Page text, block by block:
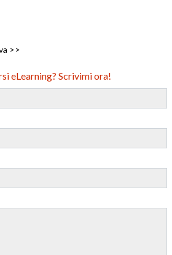
>>
eLearning? Scrivimi ora!